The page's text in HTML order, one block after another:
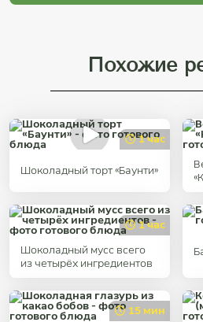
Похожие
1 час
Шоколадный торт «Баунти»
1 час
Шоколадный мусс всего
из четырёх ингредиентов
15 мин